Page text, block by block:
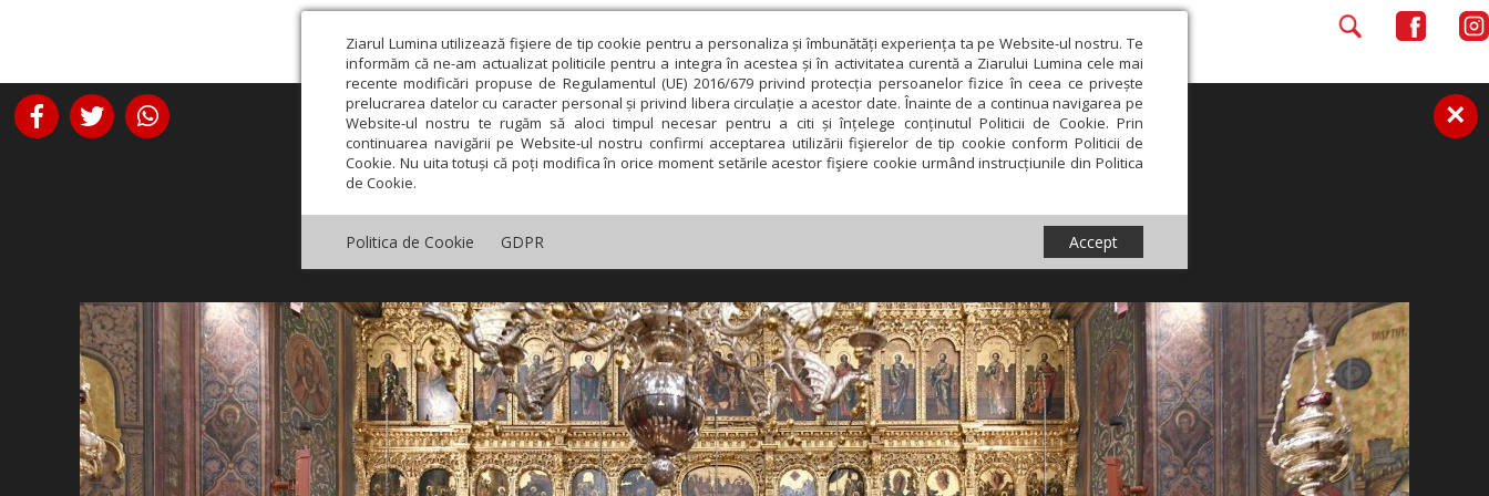
Ziarul Lumina utilizează fişiere de tip cookie pentru a personaliza și îmbunătăți experiența ta pe Website-ul nostru. Te
informăm că ne-am actualizat politicile pentru a integra în acestea și în activitatea curentă a Ziarului Lumina cele mai
recente modificări propuse de Regulamentul (UE) 2016/679 privind protecția persoanelor fizice în ceea ce privește
prelucrarea datelor cu caracter personal și privind libera circulație a acestor date. Înainte de a continua navigarea pe
Website-ul nostru te rugăm să aloci timpul necesar pentru a citi și înțelege conținutul Politicii de Cookie. Prin
continuarea navigării pe Website-ul nostru confirmi acceptarea utilizării fişierelor de tip cookie conform Politicii de
Cookie. Nu uita totuși că poți modifica în orice moment setările acestor fişiere cookie urmând instrucțiunile din Politica
de Cookie.
Politica de Cookie GDPR Accept
×